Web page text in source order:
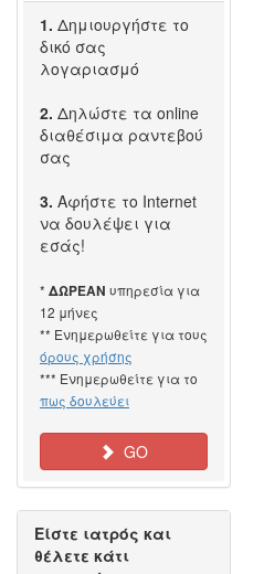
1. Δημιουργήστε το
δικό σας
λογαριασμό
2. Δηλώστε τα online
διαθέσιμα ραντεβού
σας
3. Αφήστε το Internet
να δουλέψει για
εσάς!
* ΔΩΡΕΑΝ υπηρεσία για
12 μήνες
** Ενημερωθείτε για τους
όρους χρήσης
*** Ενημερωθείτε για το
πως δουλεύει
GO
Είστε ιατρός και
θέλετε κάτι